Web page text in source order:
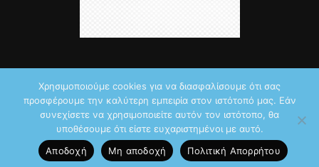
© 2026 by iTechNews.gr
Maddoctor dreamed it, Unpackman made it reality,Novus Systems
created it.
Χρησιμοποιούμε cookies για να διασφαλίσουμε ότι σας
προσφέρουμε την καλύτερη εμπειρία στον ιστότοπό μας. Εάν
συνεχίσετε να χρησιμοποιείτε αυτόν τον ιστότοπο, θα
υποθέσουμε ότι είστε ευχαριστημένοι με αυτό.
Αποδοχή
Μη αποδοχή Πολιτική Aπορρήτου